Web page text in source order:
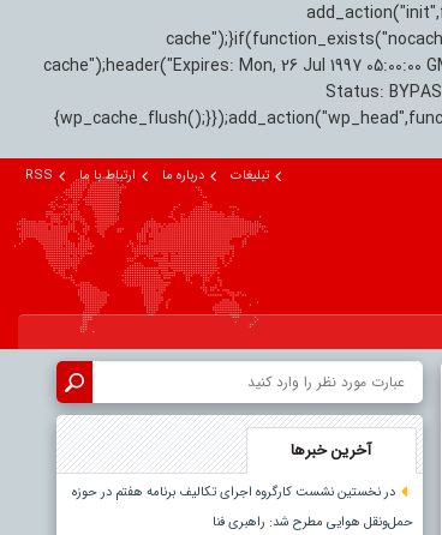
cache");header("Expires: Mon, 26 Jul 1997
Status:
تبلیغات درباره ما ارتباط با ما RSS
آخرین خبرها
در نخستین نشست کارگروه اجرای تکالیف برنامه هفتم در حوزه
حمل‌ونقل هوایی مطرح شد: راهبری فنا